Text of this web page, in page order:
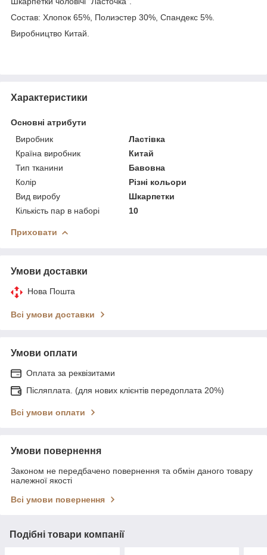
Состав: Хлопок 65%, Полиэстер 30%, Спандекс 5%.
Виробництво Китай.
Характеристики
Основні атрибути
Виробник
Ластівка
Країна виробник
Китай
Тип тканини
Бавовна
Колір
Різні кольори
Вид виробу
Шкарпетки
Кількість пар в наборі
10
Приховати
Умови доставки
Нова Пошта
Всі умови доставки
Умови оплати
Оплата за реквізитами
Післяплата. (для нових клієнтів передоплата 20%)
Всі умови оплати
Умови повернення
Законом не передбачено повернення та обмін даного товару
належної якості
Всі умови повернення
Подібні товари компанії